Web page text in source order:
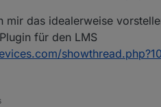
mir das idealerweise
für den LMS